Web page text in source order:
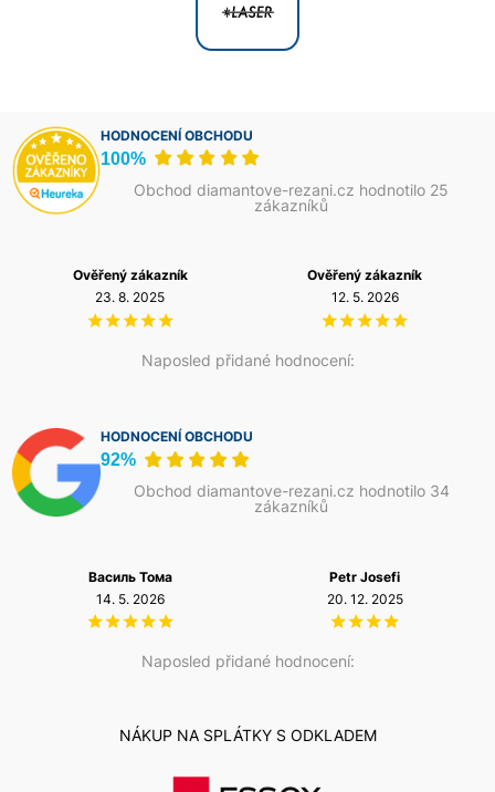
HODNOCENÍ OBCHODU
100%
Obchod diamantove-rezani.cz hodnotilo 25
zákazníků
Naposled přidané hodnocení:
Ověřený zákazník
23. 8. 2025
Ověřený zákazník
12. 5. 2026
HODNOCENÍ OBCHODU
92%
Obchod diamantove-rezani.cz hodnotilo 34
zákazníků
Naposled přidané hodnocení:
Василь Тома
14. 5. 2026
Petr Josefi
20. 12. 2025
NÁKUP NA SPLÁTKY S ODKLADEM